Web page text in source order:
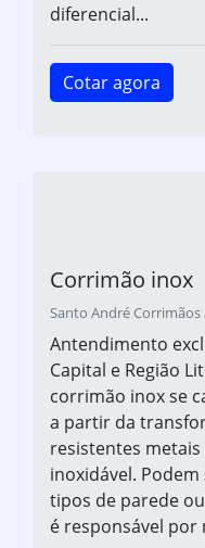
diferencial...
Cotar agora
Corrimão inox
Santo André Corrimãos
Antendimento
Capital e Região
corrimão inox se
a partir da
resistentes
inoxidável.
tipos de parede
é responsável por